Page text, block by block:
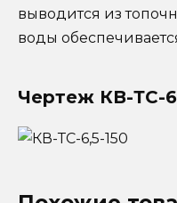
выводится из
воды
Чертеж КВ-ТС-